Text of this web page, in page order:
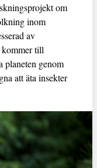
om
inom
av
kommer till
planeten genom
att äta insekter